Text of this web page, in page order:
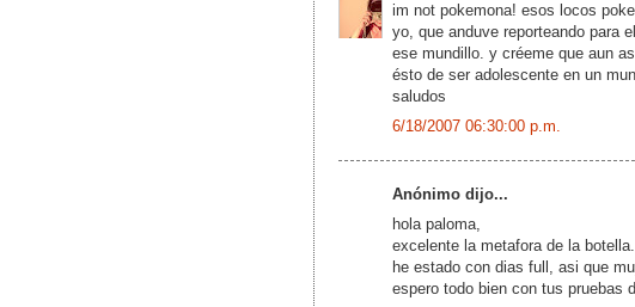
im not pokemona! esos locos
yo, que anduve reporteando para
ese mundillo. y créeme que aun
ésto de ser adolescente en un
saludos
6/18/2007 06:30:00 p.m.
Anónimo dijo...
hola paloma,
excelente la metafora de la
he estado con dias full, asi que
espero todo bien con tus pruebas